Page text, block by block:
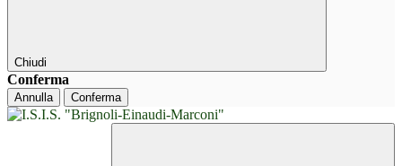
Chiudi
Conferma
Annulla Conferma